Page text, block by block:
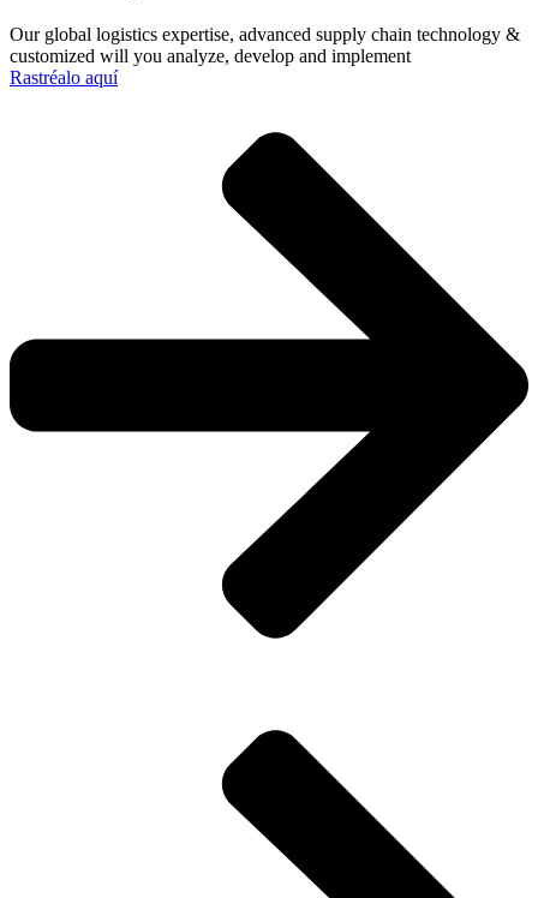
Our global logistics expertise, advanced supply chain technology &
customized will you analyze, develop and implement
Rastréalo aquí